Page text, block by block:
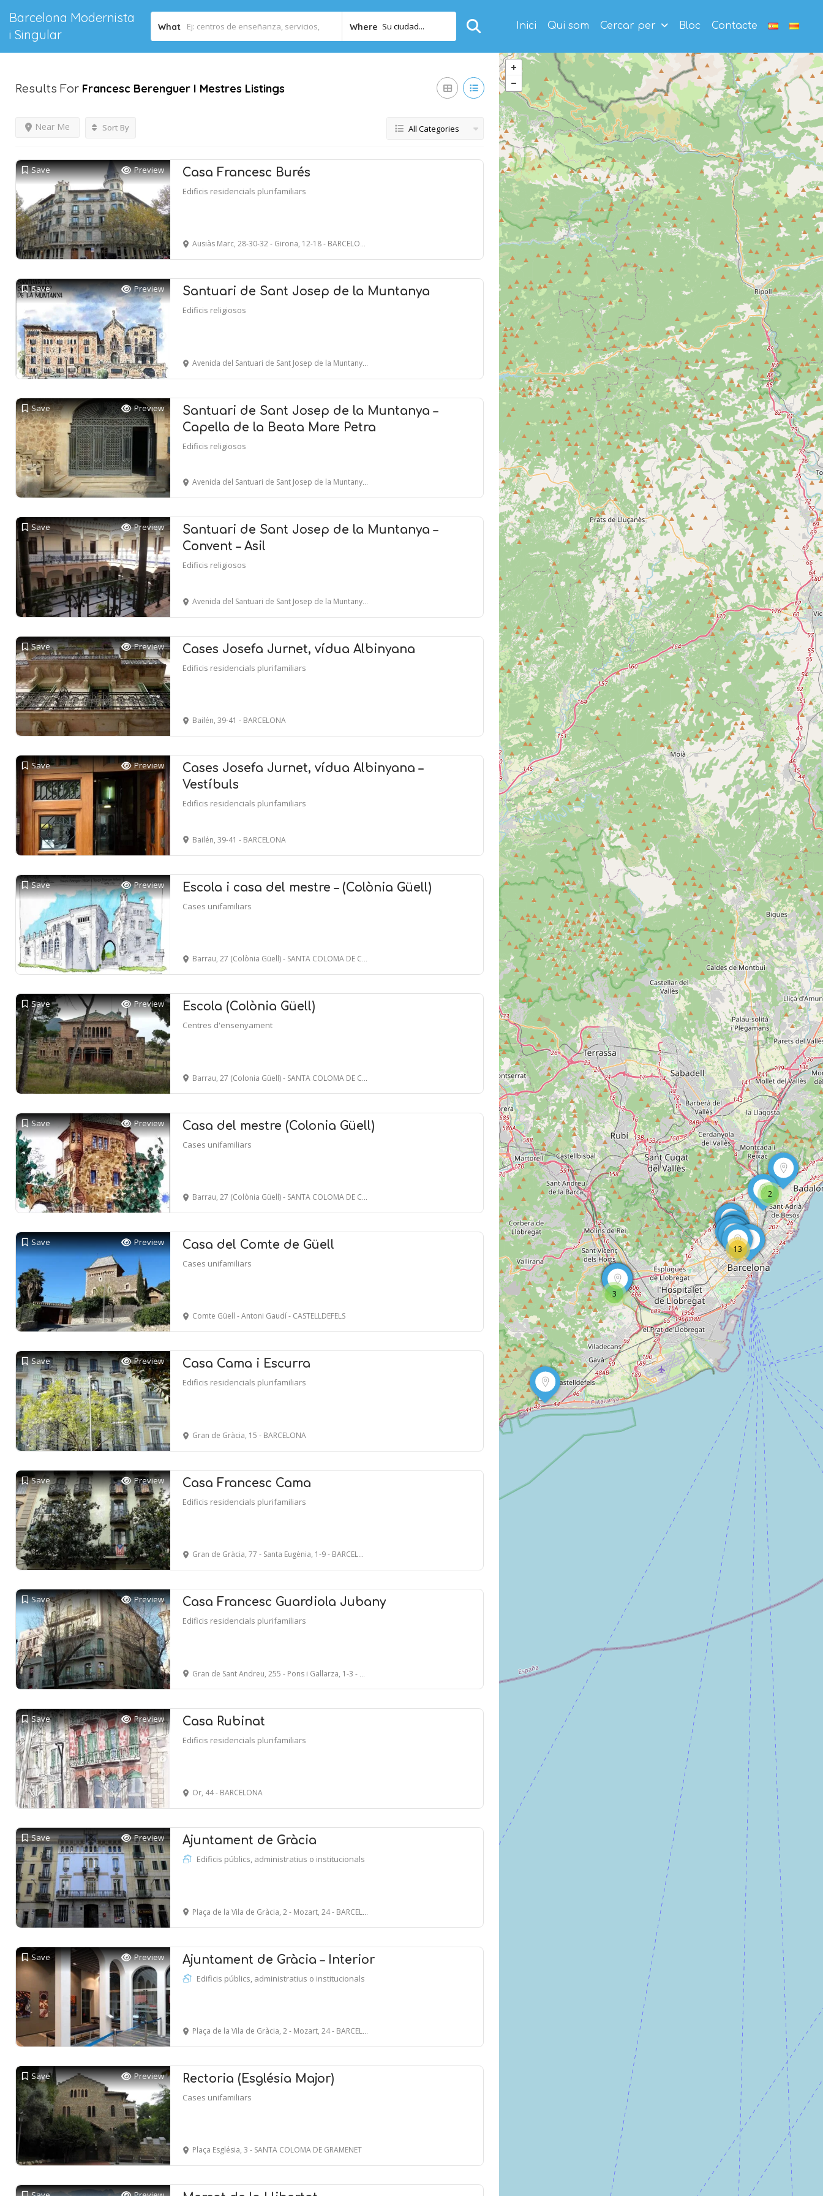
Barcelona Modernista
i Singular
What Where Su ciudad... Inici Qui som Cercar per Bloc Contacte
3
2
13
Results For Francesc Berenguer I Mestres Listings
Near Me Sort By All Categories
Save Preview Casa Francesc Burés
Edificis residencials plurifamiliars
Ausiàs Marc, 28-30-32 - Girona, 12-18 - BARCELONA
Save Preview Santuari de Sant Josep de la Muntanya
Edificis religiosos
Avenida del Santuari de Sant Josep de la Muntanya, 25 - BARCELONA
Save Preview
Santuari de Sant Josep de la Muntanya –
Capella de la Beata Mare Petra
Edificis religiosos
Avenida del Santuari de Sant Josep de la Muntanya, 25 - BARCELONA
Save Preview
Santuari de Sant Josep de la Muntanya –
Convent – Asil
Edificis religiosos
Avenida del Santuari de Sant Josep de la Muntanya, 25 - BARCELONA
Save Preview Cases Josefa Jurnet, vídua Albinyana
Edificis residencials plurifamiliars
Bailén, 39-41 - BARCELONA
Save Preview
Cases Josefa Jurnet, vídua Albinyana –
Vestíbuls
Edificis residencials plurifamiliars
Bailén, 39-41 - BARCELONA
Save Preview Escola i casa del mestre – (Colònia Güell)
Cases unifamiliars
Barrau, 27 (Colònia Güell) - SANTA COLOMA DE CERVELLÓ
Save Preview Escola (Colònia Güell)
Centres d'ensenyament
Barrau, 27 (Colonia Güell) - SANTA COLOMA DE CERVELLÓ
Save Preview Casa del mestre (Colonia Güell)
Cases unifamiliars
Barrau, 27 (Colònia Güell) - SANTA COLOMA DE CERVELLÓ
Save Preview Casa del Comte de Güell
Cases unifamiliars
Comte Güell - Antoni Gaudí - CASTELLDEFELS
Save Preview Casa Cama i Escurra
Edificis residencials plurifamiliars
Gran de Gràcia, 15 - BARCELONA
Save Preview Casa Francesc Cama
Edificis residencials plurifamiliars
Gran de Gràcia, 77 - Santa Eugènia, 1-9 - BARCELONA
Save Preview Casa Francesc Guardiola Jubany
Edificis residencials plurifamiliars
Gran de Sant Andreu, 255 - Pons i Gallarza, 1-3 - BARCELONA
Save Preview Casa Rubinat
Edificis residencials plurifamiliars
Or, 44 - BARCELONA
Save Preview Ajuntament de Gràcia
Edificis públics, administratius o institucionals
Plaça de la Vila de Gràcia, 2 - Mozart, 24 - BARCELONA
Save Preview Ajuntament de Gràcia – Interior
Edificis públics, administratius o institucionals
Plaça de la Vila de Gràcia, 2 - Mozart, 24 - BARCELONA
Save Preview Rectoria (Església Major)
Cases unifamiliars
Plaça Església, 3 - SANTA COLOMA DE GRAMENET